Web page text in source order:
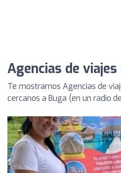
Agencias de
Te mostramos Agencias de
cercanos a Buga (en un radio